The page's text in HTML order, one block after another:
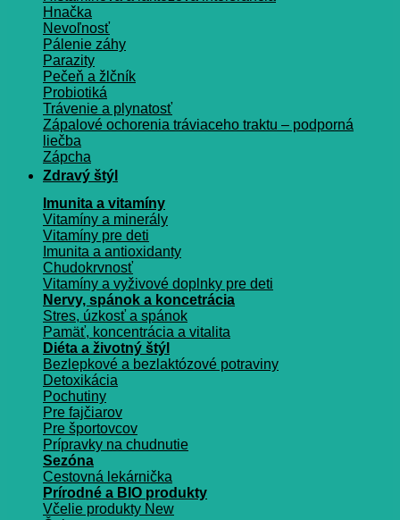
Hnačka
Nevoľnosť
Pálenie záhy
Parazity
Pečeň a žlčník
Probiotiká
Trávenie a plynatosť
Zápalové ochorenia tráviaceho traktu – podporná
liečba
Zápcha
Zdravý štýl
Imunita a vitamíny
Vitamíny a minerály
Vitamíny pre deti
Imunita a antioxidanty
Chudokrvnosť
Vitamíny a vyživové doplnky pre deti
Nervy, spánok a koncetrácia
Stres, úzkosť a spánok
Pamäť, koncentrácia a vitalita
Diéta a životný štýl
Bezlepkové a bezlaktózové potraviny
Detoxikácia
Pochutiny
Pre fajčiarov
Pre športovcov
Prípravky na chudnutie
Sezóna
Cestovná lekárnička
Prírodné a BIO produkty
Včelie produkty